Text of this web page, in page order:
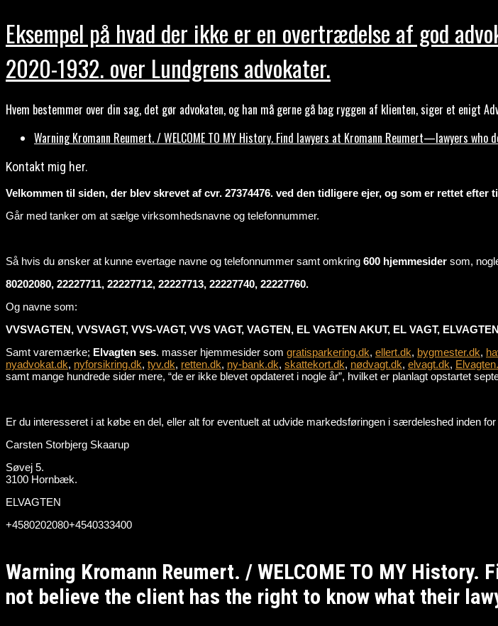
Eksempel på hvad der ikke er en overtrædelse af god
2020-1932. over Lundgrens advokater.
Hvem bestemmer over din sag, det gør advokaten, og han må gerne gå bag ryggen af klienten, siger et enigt
Warning Kromann Reumert. / WELCOME TO MY History. Find lawyers at Kromann Reumert—lawyers
Kontakt mig her.
Velkommen til siden, der blev skrevet af cvr. 27374476. ved den tidligere ejer, og som er rettet efter
Går med tanker om at sælge virksomhedsnavne og telefonnummer.
Så hvis du ønsker at kunne evertage navne og telefonnummer samt omkring 600 hjemmesider som,
80202080, 22227711, 22227712, 22227713, 22227740, 22227760.
Og navne som:
VVSVAGTEN, VVSVAGT, VVS-VAGT, VVS VAGT, VAGTEN, EL VAGTEN AKUT, EL VAGT,
Samt varemærke; Elvagten ses. masser hjemmesider som gratisparkering.dk, ellert.dk, bygmester.dk,
nyadvokat.dk, nyforsikring.dk, tyv.dk, retten.dk, ny-bank.dk, skattekort.dk, nødvagt.dk, elvagt.dk,
samt mange hundrede sider mere, “de er ikke blevet opdateret i nogle år”, hvilket er planlagt opstartet
Er du interesseret i at købe en del, eller alt for eventuelt at udvide markedsføringen i særdeleshed inden
Carsten Storbjerg Skaarup
Søvej 5.
3100 Hornbæk.
ELVAGTEN
+4580202080+4540333400
Warning Kromann Reumert. / WELCOME TO MY
not believe the client has the right to know what their